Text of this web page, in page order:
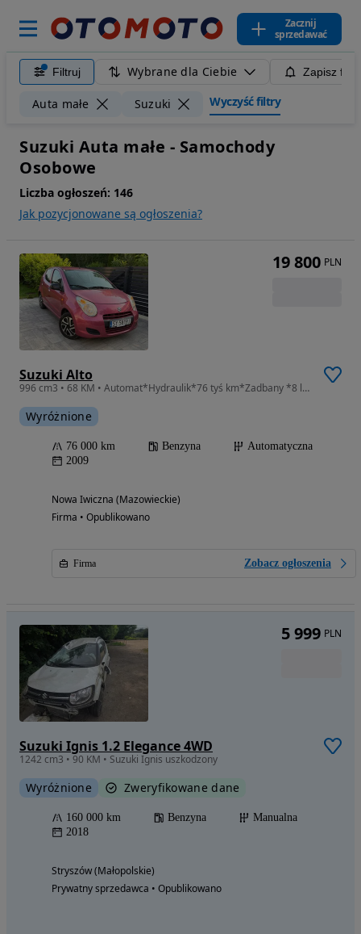
Zacznij
sprzedawać
Filtruj Wybrane dla Ciebie Zapisz
Auta małe Suzuki Wyczyść filtry
Suzuki Auta małe - Samochody
Osobowe
Liczba ogłoszeń: 146
Jak pozycjonowane są ogłoszenia?
Suzuki Alto
996 cm3 • 68 KM • Automat*Hydraulik*76 tyś km*Zadbany *8 lat*
Wyróżnione
76 000 km Benzyna
Automatyczna
2009
Nowa Iwiczna (Mazowieckie)
Firma • Opublikowano
Firma Zobacz ogłoszenia
19 800 PLN
Suzuki Ignis 1.2 Elegance 4WD
1242 cm3 • 90 KM • Suzuki Ignis uszkodzony
Wyróżnione Zweryfikowane dane
160 000 km Benzyna
Manualna
2018
Stryszów (Małopolskie)
Prywatny sprzedawca • Opublikowano
5 999 PLN